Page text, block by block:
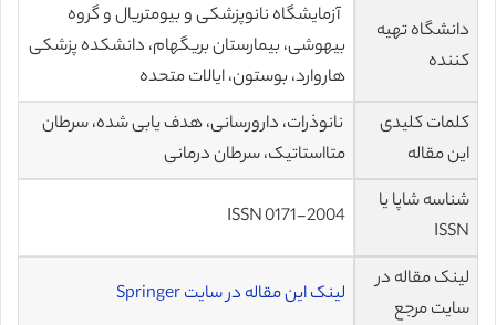
دانشگاه تهیه
کننده
آزمایشگاه نانوپزشکی و بیومتریال و گروه
بیهوشی، بیمارستان بریگهام، دانشکده پزشکی
هاروارد، بوستون، ایالات متحده
کلمات کلیدی
این مقاله
نانوذرات، دارورسانی، هدف یابی شده، سرطان
متااستاتیک، سرطان درمانی
شناسه شاپا یا
ISSN
ISSN 0171-2004
لینک مقاله در
سایت مرجع
لینک این مقاله در سایت Springer